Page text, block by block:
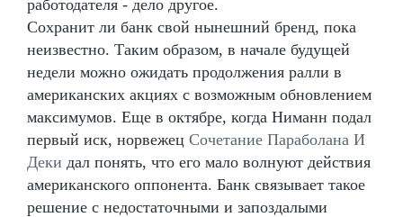
работодателя - дело другое.
Сохранит ли банк свой нынешний бренд, пока
неизвестно. Таким образом, в начале будущей
недели можно ожидать продолжения ралли в
американских акциях с возможным обновлением
максимумов. Еще в октябре, когда Ниманн подал
первый иск, норвежец Сочетание Параболана И
Деки дал понять, что его мало волнуют действия
американского оппонента. Банк связывает такое
решение с недостаточными и запоздалыми